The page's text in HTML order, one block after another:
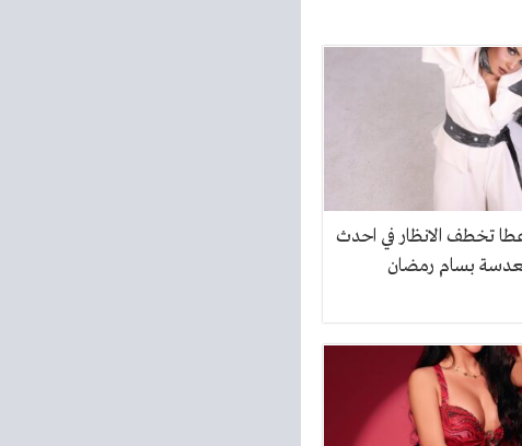
تخطف الانظار في احدث
بسام رمضان